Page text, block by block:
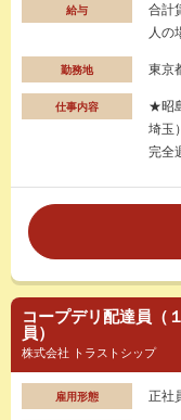
給与
合計
人の
勤務地 東京
仕事内容
★昭
埼玉
完全
コープデリ配達員（
員）
株式会社 トラストシップ
雇用形態 正社